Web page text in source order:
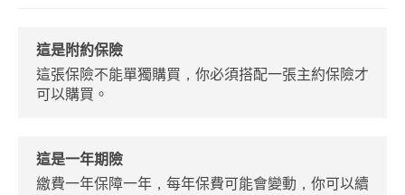
這是附約保險
這張保險不能單獨購買，你必須搭配一張主約保險才
可以購買。
這是一年期險
繳費一年保障一年，每年保費可能會變動，你可以續